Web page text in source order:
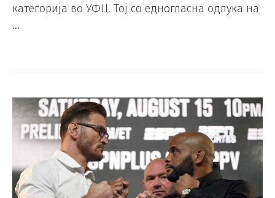
категорија во УФЦ. Тој со едногласна одлука на
…